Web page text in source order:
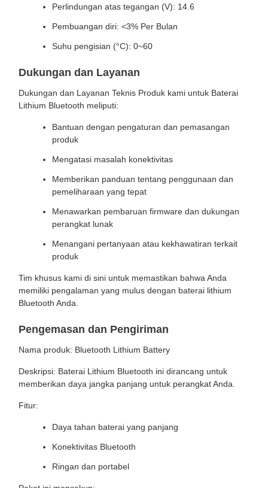
Perlindungan atas tegangan (V): 14.6
Pembuangan diri: <3% Per Bulan
Suhu pengisian (°C): 0~60
Dukungan dan Layanan
Dukungan dan Layanan Teknis Produk kami untuk Baterai
Lithium Bluetooth meliputi:
Bantuan dengan pengaturan dan pemasangan
produk
Mengatasi masalah konektivitas
Memberikan panduan tentang penggunaan dan
pemeliharaan yang tepat
Menawarkan pembaruan firmware dan dukungan
perangkat lunak
Menangani pertanyaan atau kekhawatiran terkait
produk
Tim khusus kami di sini untuk memastikan bahwa Anda
memiliki pengalaman yang mulus dengan baterai lithium
Bluetooth Anda.
Pengemasan dan Pengiriman
Nama produk: Bluetooth Lithium Battery
Deskripsi: Baterai Lithium Bluetooth ini dirancang untuk
memberikan daya jangka panjang untuk perangkat Anda.
Fitur:
Daya tahan baterai yang panjang
Konektivitas Bluetooth
Ringan dan portabel